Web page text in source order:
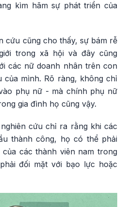
kìm hãm sự phát triển của
cứu cũng cho thấy, sự bám rễ
trong xã hội và đây cũng
các nữ doanh nhân trên con
của mình. Rõ ràng, không chỉ
phụ nữ - mà chính phụ nữ
gia đình họ cũng vậy.
cứu chỉ ra rằng khi các
thành công, họ có thể phải
các thành viên nam trong
đối mặt với bạo lực hoặc